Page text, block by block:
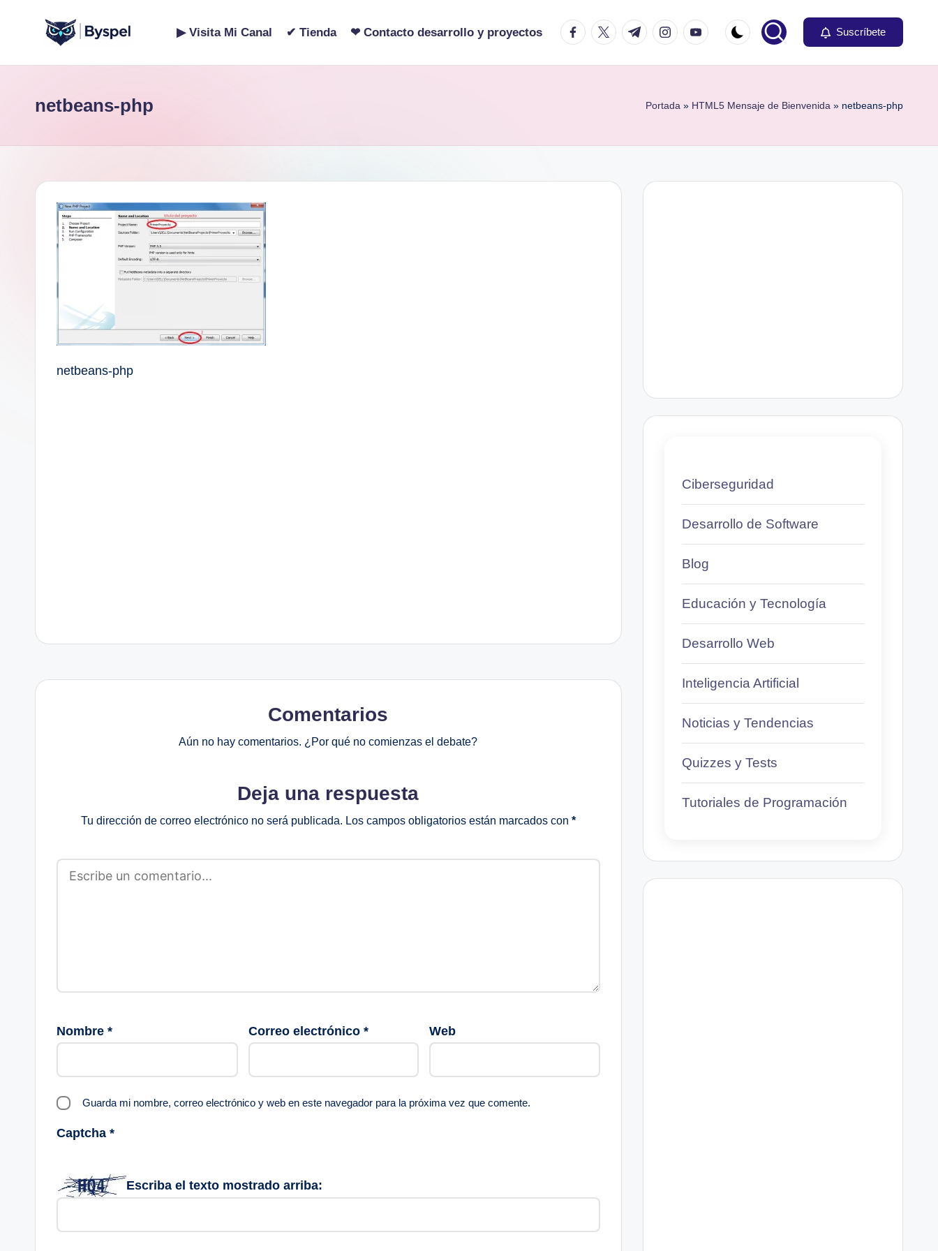
B
s
p
e
y
▶ Visita Mi Canal ✔ Tienda ❤ Contacto desarrollo y proyectos facebook.com
twitter.com
t.me instagram.com
youtube.com Suscríbete
netbeans-php Portada » HTML5 Mensaje de Bienvenida » netbeans-php
netbeans-php
Comentarios
Aún no hay comentarios. ¿Por qué no comienzas el debate?
Deja una respuesta
Tu dirección de correo electrónico no será publicada. Los campos obligatorios están marcados con *
Nombre * Correo electrónico * Web
Guarda mi nombre, correo electrónico y web en este navegador para la próxima vez que comente.
Captcha *
Escriba el texto mostrado arriba:
Ciberseguridad
Desarrollo de Software
Blog
Educación y Tecnología
Desarrollo Web
Inteligencia Artificial
Noticias y Tendencias
Quizzes y Tests
Tutoriales de Programación